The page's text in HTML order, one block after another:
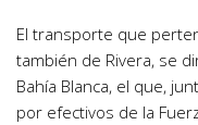
El transporte que
también de Rivera, se
Bahía Blanca, el que,
por efectivos de la